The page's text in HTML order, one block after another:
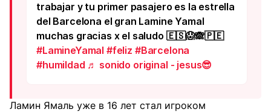
trabajar y tu primer pasajero es la estrella
del Barcelona el gran Lamine Yamal
muchas gracias x el saludo 🇪🇸😱🙈🇵🇪
#LamineYamal #feliz #Barcelona
#humildad ♬ sonido original - jesus😎
Ламин Ямаль уже в 16 лет стал игроком